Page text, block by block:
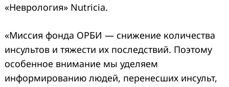
«Неврология» Nutricia.
«Миссия фонда ОРБИ — снижение количества
инсультов и тяжести их последствий. Поэтому
особенное внимание мы уделяем
информированию людей, перенесших инсульт,